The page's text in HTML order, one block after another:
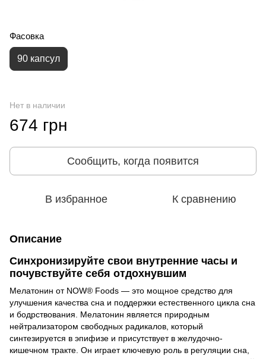
Фасовка
90 капсул
Нет в наличии
674 грн
Сообщить, когда появится
В избранное К сравнению
Описание
Синхронизируйте свои внутренние часы и
почувствуйте себя отдохнувшим
Мелатонин от NOW® Foods — это мощное средство для
улучшения качества сна и поддержки естественного цикла сна
и бодрствования. Мелатонин является природным
нейтрализатором свободных радикалов, который
синтезируется в эпифизе и присутствует в желудочно-
кишечном тракте. Он играет ключевую роль в регуляции сна,